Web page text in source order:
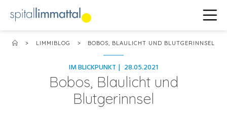
> LIMMIBLOG > BOBOS, BLAULICHT UND BLUTGERINNSEL
IM BLICKPUNKT | 28.05.2021
Bobos, Blaulicht und
Blutgerinnsel